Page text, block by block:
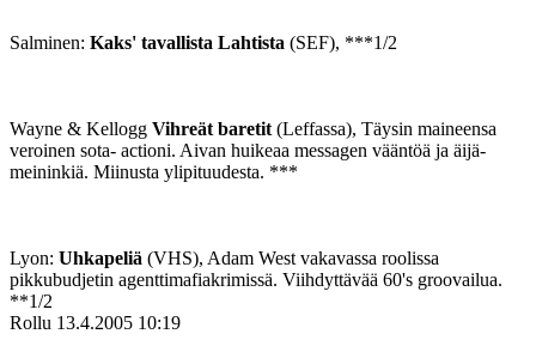
Salminen: Kaks' tavallista Lahtista (SEF), ***1/2
Wayne & Kellogg Vihreät baretit (Leffassa), Täysin maineensa
veroinen sota- actioni. Aivan huikeaa messagen vääntöä ja äijä-
meininkiä. Miinusta ylipituudesta. ***
Lyon: Uhkapeliä (VHS), Adam West vakavassa roolissa
pikkubudjetin agenttimafiakrimissä. Viihdyttävää 60's groovailua.
**1/2
Rollu 13.4.2005 10:19